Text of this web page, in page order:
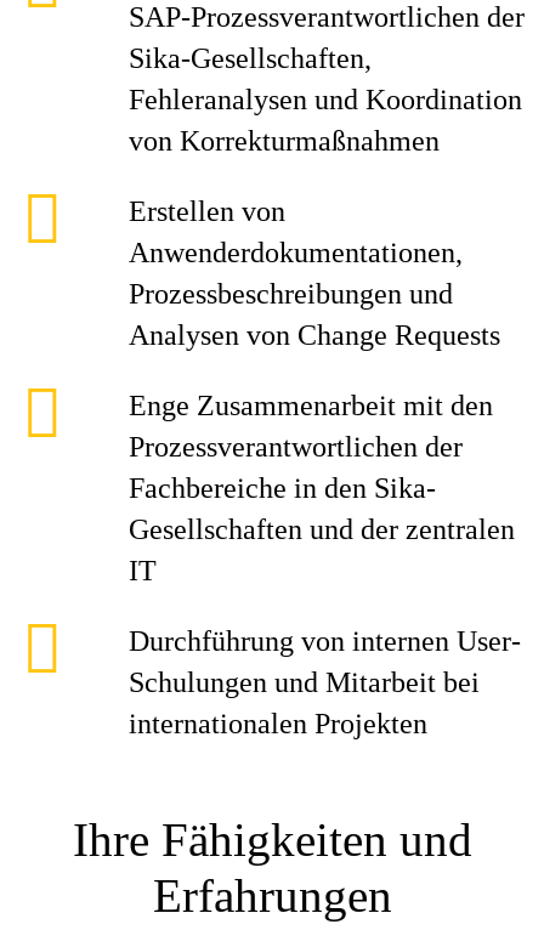
SAP-Prozessverantwortlichen der
Sika-Gesellschaften,
Fehleranalysen und Koordination
von Korrekturmaßnahmen
Erstellen von
Anwenderdokumentationen,
Prozessbeschreibungen und
Analysen von Change Requests
Enge Zusammenarbeit mit den
Prozessverantwortlichen der
Fachbereiche in den Sika-
Gesellschaften und der zentralen
IT
Durchführung von internen User-
Schulungen und Mitarbeit bei
internationalen Projekten
Ihre Fähigkeiten und
Erfahrungen